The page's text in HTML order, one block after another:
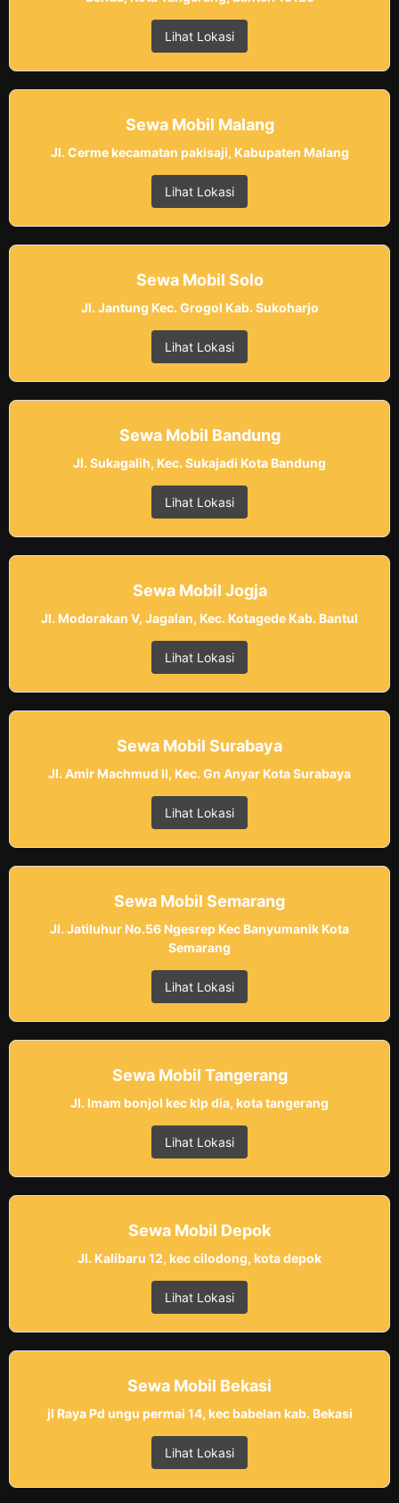
Lihat Lokasi
Sewa Mobil Malang
Jl. Cerme kecamatan pakisaji, Kabupaten Malang
Lihat Lokasi
Sewa Mobil Solo
Jl. Jantung Kec. Grogol Kab. Sukoharjo
Lihat Lokasi
Sewa Mobil Bandung
Jl. Sukagalih, Kec. Sukajadi Kota Bandung
Lihat Lokasi
Sewa Mobil Jogja
Jl. Modorakan V, Jagalan, Kec. Kotagede Kab. Bantul
Lihat Lokasi
Sewa Mobil Surabaya
Jl. Amir Machmud II, Kec. Gn Anyar Kota Surabaya
Lihat Lokasi
Sewa Mobil Semarang
Jl. Jatiluhur No.56 Ngesrep Kec Banyumanik Kota
Semarang
Lihat Lokasi
Sewa Mobil Tangerang
Jl. Imam bonjol kec klp dia, kota tangerang
Lihat Lokasi
Sewa Mobil Depok
Jl. Kalibaru 12, kec cilodong, kota depok
Lihat Lokasi
Sewa Mobil Bekasi
jl Raya Pd ungu permai 14, kec babelan kab. Bekasi
Lihat Lokasi